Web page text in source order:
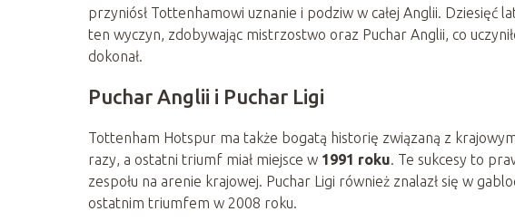
przyniósł Tottenhamowi uznanie i podziw w całej Anglii.
ten wyczyn, zdobywając mistrzostwo oraz Puchar Anglii, co
dokonał.
Puchar Anglii i Puchar Ligi
Tottenham Hotspur ma także bogatą historię związaną z
razy, a ostatni triumf miał miejsce w 1991 roku. Te sukcesy to
zespołu na arenie krajowej. Puchar Ligi również znalazł się w
ostatnim triumfem w 2008 roku.